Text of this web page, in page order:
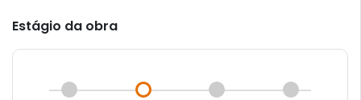
Estágio da obra